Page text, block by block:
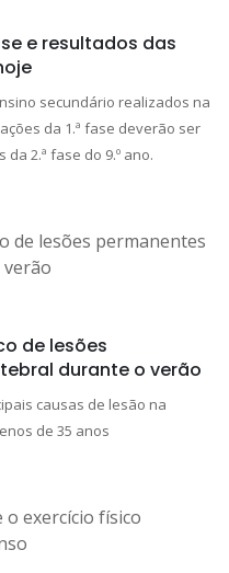
e resultados das
secundário realizados na
da 1.ª fase deverão ser
2.ª fase do 9.º ano.
de lesões
durante o verão
causas de lesão na
de 35 anos